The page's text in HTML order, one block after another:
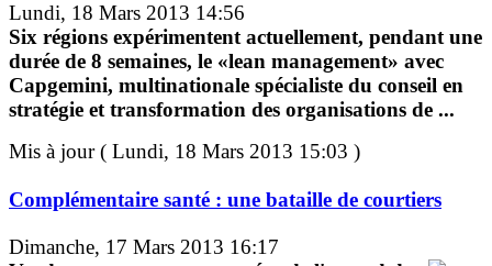
Lundi, 18 Mars 2013 14:56
Six régions expérimentent actuellement, pendant une
durée de 8 semaines, le «lean management» avec
Capgemini, multinationale spécialiste du conseil en
stratégie et transformation des organisations de ...
Mis à jour ( Lundi, 18 Mars 2013 15:03 )
Complémentaire santé : une bataille de courtiers
Dimanche, 17 Mars 2013 16:17